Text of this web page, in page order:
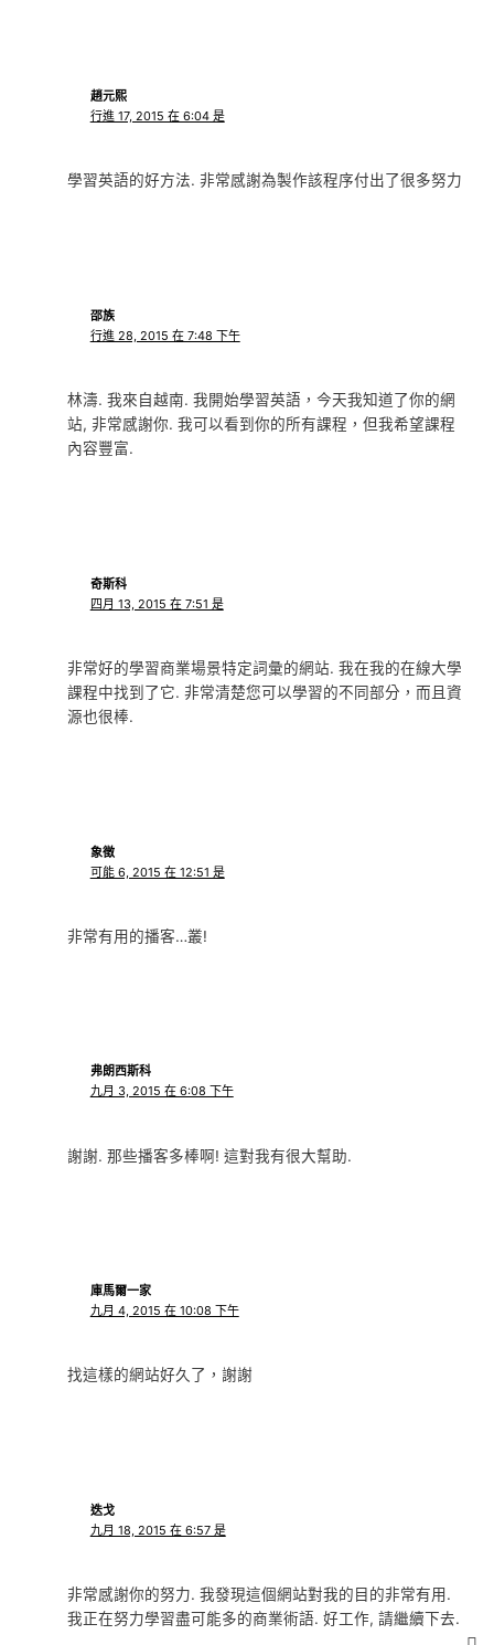
趙元熙
行進 17, 2015 在 6:04 是
學習英語的好方法. 非常感謝為製作該程序付出了很多努力
邵族
行進 28, 2015 在 7:48 下午
林濤. 我來自越南. 我開始學習英語，今天我知道了你的網
站, 非常感謝你. 我可以看到你的所有課程，但我希望課程
內容豐富.
奇斯科
四月 13, 2015 在 7:51 是
非常好的學習商業場景特定詞彙的網站. 我在我的在線大學
課程中找到了它. 非常清楚您可以學習的不同部分，而且資
源也很棒.
象徵
可能 6, 2015 在 12:51 是
非常有用的播客…叢!
弗朗西斯科
九月 3, 2015 在 6:08 下午
謝謝. 那些播客多棒啊! 這對我有很大幫助.
庫馬爾一家
九月 4, 2015 在 10:08 下午
找這樣的網站好久了，謝謝
迭戈
九月 18, 2015 在 6:57 是
非常感謝你的努力. 我發現這個網站對我的目的非常有用.
我正在努力學習盡可能多的商業術語. 好工作, 請繼續下去.